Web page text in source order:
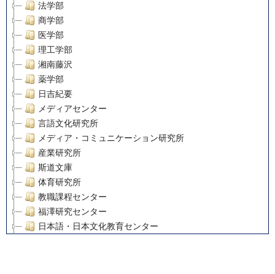
法学部
商学部
医学部
理工学部
湘南藤沢
薬学部
日吉紀要
メディアセンター
言語文化研究所
メディア・コミュニケーション研究所
産業研究所
斯道文庫
体育研究所
教職課程センター
福澤研究センター
日本語・日本文化教育センター